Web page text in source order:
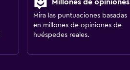
Millones de opiniones
Mira las puntuaciones basadas
en millones de opiniones de
huéspedes reales.